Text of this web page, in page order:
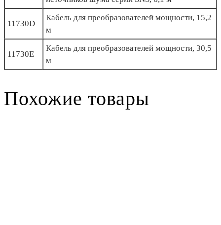
11730D
Кабель для преобразователей мощности, 15,2
м
11730E
Кабель для преобразователей мощности, 30,5
м
Похожие товары